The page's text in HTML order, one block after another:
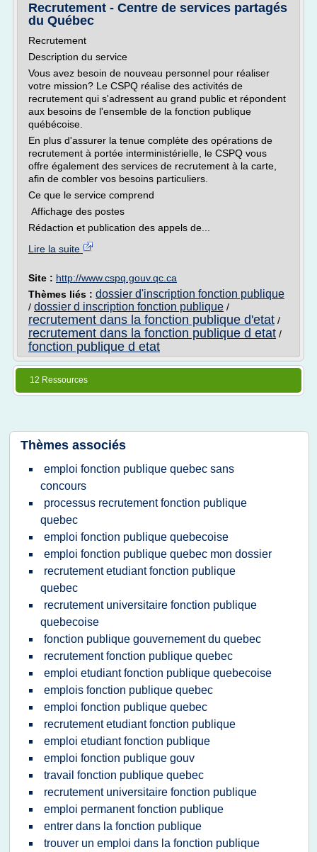
Recrutement - Centre de services partagés
du Québec
Recrutement
Description du service
Vous avez besoin de nouveau personnel pour réaliser
votre mission? Le CSPQ réalise des activités de
recrutement qui s'adressent au grand public et répondent
aux besoins de l'ensemble de la fonction publique
québécoise.
En plus d'assurer la tenue complète des opérations de
recrutement à portée interministérielle, le CSPQ vous
offre également des services de recrutement à la carte,
afin de combler vos besoins particuliers.
Ce que le service comprend
Affichage des postes
Rédaction et publication des appels de...
Lire la suite
Site : http://www.cspq.gouv.qc.ca
Thèmes liés : dossier d'inscription fonction publique
/ dossier d inscription fonction publique /
recrutement dans la fonction publique d'etat /
recrutement dans la fonction publique d etat /
fonction publique d etat
12 Ressources
Thèmes associés
emploi fonction publique quebec sans
concours
processus recrutement fonction publique
quebec
emploi fonction publique quebecoise
emploi fonction publique quebec mon dossier
recrutement etudiant fonction publique
quebec
recrutement universitaire fonction publique
quebecoise
fonction publique gouvernement du quebec
recrutement fonction publique quebec
emploi etudiant fonction publique quebecoise
emplois fonction publique quebec
emploi fonction publique quebec
recrutement etudiant fonction publique
emploi etudiant fonction publique
emploi fonction publique gouv
travail fonction publique quebec
recrutement universitaire fonction publique
emploi permanent fonction publique
entrer dans la fonction publique
trouver un emploi dans la fonction publique